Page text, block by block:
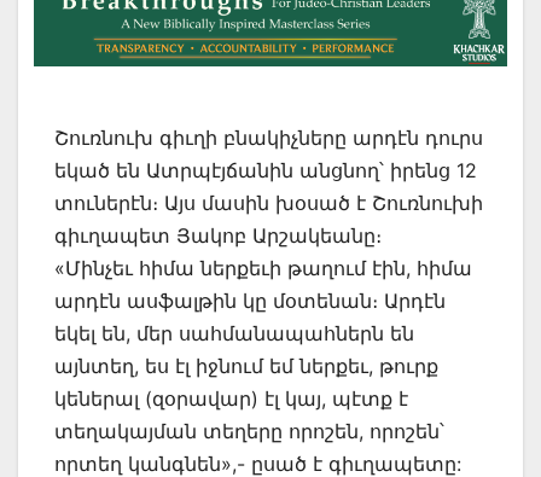
Շուռնուխ գիւղի բնակիչները արդէն դուրս
եկած են Ատրպէյճանին անցնող՝ իրենց 12
տուներէն։ Այս մասին խօսած է Շուռնուխի
գիւղապետ Յակոբ Արշակեանը։
«Մինչեւ հիմա ներքեւի թաղում էին, հիմա
արդէն ասֆալթին կը մօտենան։ Արդէն
եկել են, մեր սահմանապահներն են
այնտեղ, ես էլ իջնում եմ ներքեւ, թուրք
կեներալ (զօրավար) էլ կայ, պէտք է
տեղակայման տեղերը որոշեն, որոշեն՝
որտեղ կանգնեն»,- ըսած է գիւղապետը: